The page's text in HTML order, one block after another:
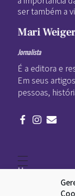
ser também a
Mari
Jornalista
É a editora e
Em seus
pessoas,
Home